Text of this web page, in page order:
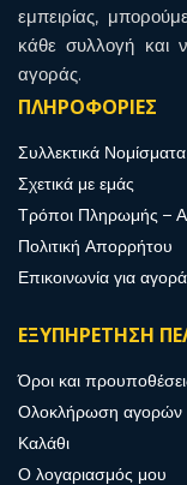
εμπειρίας,
κάθε συλλογή και
αγοράς.
ΠΛΗΡΟΦΟΡΙΕΣ
Συλλεκτικά
Σχετικά με εμάς
Τρόποι Πληρωμής –
Πολιτική Απορρήτου
Επικοινωνία για
ΕΞΥΠΗΡΕΤΗΣΗ
Όροι και
Ολοκλήρωση αγορών
Καλάθι
Ο λογαριασμός μου